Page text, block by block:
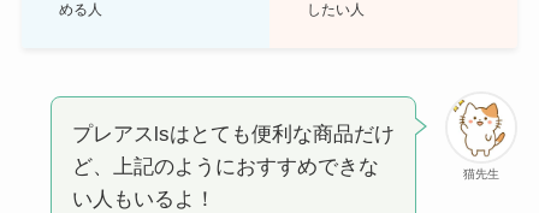
める人
したい人
猫先生
プレアスlsはとても便利な商品だけ
ど、上記のようにおすすめできな
い人もいるよ！